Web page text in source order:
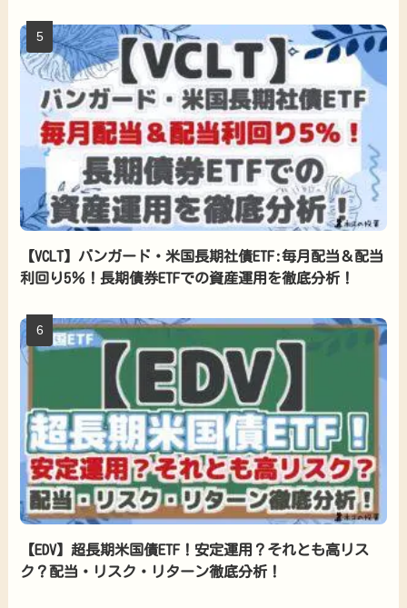
【VCLT】バンガード・米国長期社債ETF:毎月配当＆配当
利回り5％！長期債券ETFでの資産運用を徹底分析！
【EDV】超長期米国債ETF！安定運用？それとも高リス
ク？配当・リスク・リターン徹底分析！